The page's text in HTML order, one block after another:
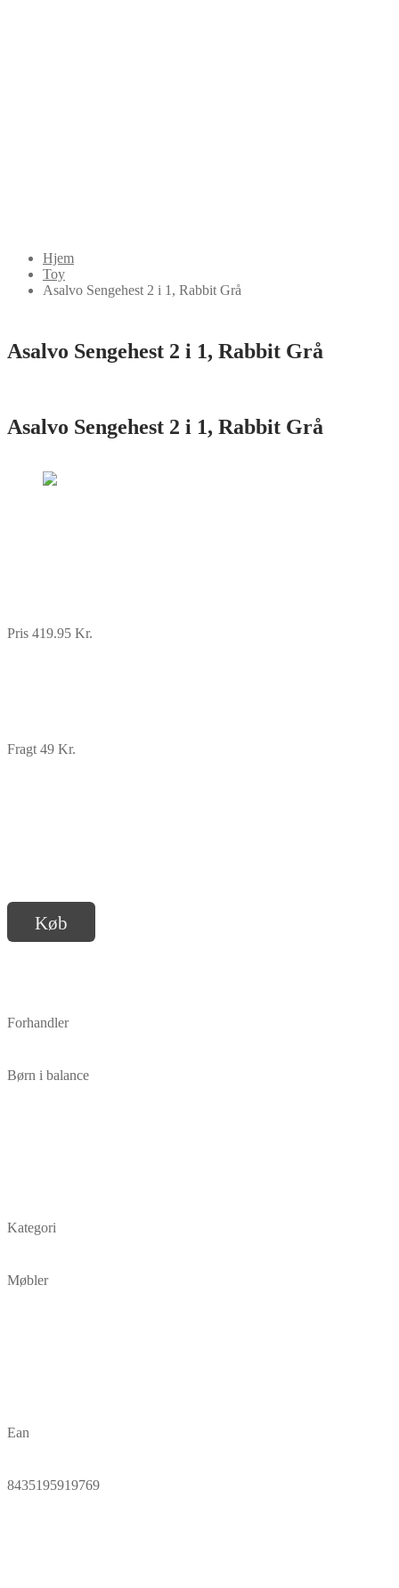
Hjem
Toy
Asalvo Sengehest 2 i 1, Rabbit Grå
Asalvo Sengehest 2 i 1, Rabbit Grå
Asalvo Sengehest 2 i 1, Rabbit Grå
Pris 419.95 Kr.
Fragt 49 Kr.
Køb
Forhandler
Børn i balance
Kategori
Møbler
Ean
8435195919769